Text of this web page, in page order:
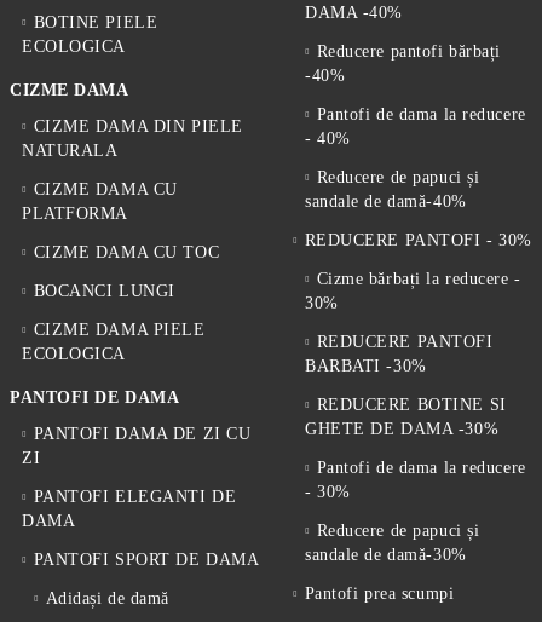
BOTINE PIELE
ECOLOGICA
CIZME DAMA
CIZME DAMA DIN PIELE
NATURALA
CIZME DAMA CU
PLATFORMA
CIZME DAMA CU TOC
BOCANCI LUNGI
CIZME DAMA PIELE
ECOLOGICA
PANTOFI DE DAMA
PANTOFI DAMA DE ZI CU
ZI
PANTOFI ELEGANTI DE
DAMA
PANTOFI SPORT DE DAMA
Adidași de damă
DAMA -40%
Reducere pantofi bărbați
-40%
Pantofi de dama la reducere
- 40%
Reducere de papuci și
sandale de damă-40%
REDUCERE PANTOFI - 30%
Cizme bărbați la reducere -
30%
REDUCERE PANTOFI
BARBATI -30%
REDUCERE BOTINE SI
GHETE DE DAMA -30%
Pantofi de dama la reducere
- 30%
Reducere de papuci și
sandale de damă-30%
Pantofi prea scumpi